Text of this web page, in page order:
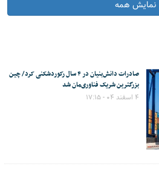
نمایش همه
صادرات دانش‌بنیان در ۴ سال رکوردشکنی کرد/ چین
بزرگترین شریک فناوری‌مان شد
۴ اسفند ۰۴ - ۱۷:۱۵